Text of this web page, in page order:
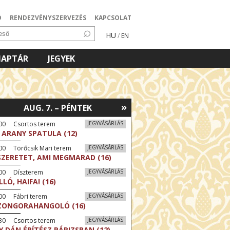
RENDEZVÉNYSZERVEZÉS KAPCSOLAT
HU / EN
JEGYEK
»
AUG. 7. – PÉNTEK
JEGYVÁSÁRLÁS
Csortos terem
SPATULA (12)
JEGYVÁSÁRLÁS
Törőcsik Mari terem
AMI MEGMARAD (16)
JEGYVÁSÁRLÁS
Díszterem
HAIFA! (16)
JEGYVÁSÁRLÁS
Fábri terem
(16)
JEGYVÁSÁRLÁS
Csortos terem